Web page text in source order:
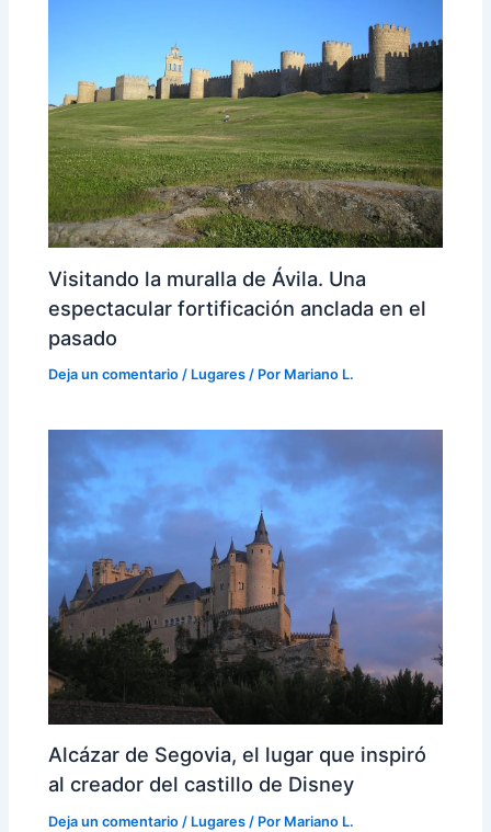
Visitando la muralla de Ávila. Una
espectacular fortificación anclada en el
pasado
Deja un comentario / Lugares / Por Mariano L.
Alcázar de Segovia, el lugar que inspiró
al creador del castillo de Disney
Deja un comentario / Lugares / Por Mariano L.